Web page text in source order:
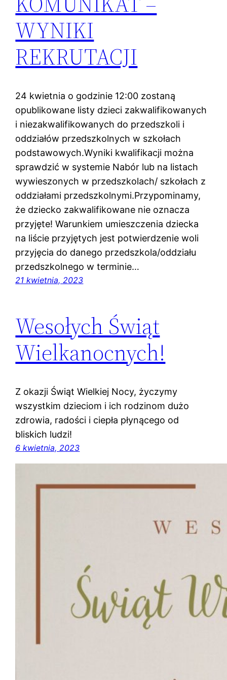
WYNIKI
REKRUTACJI
24 kwietnia o godzinie 12:00 zostaną
opublikowane listy dzieci zakwalifikowanych
i niezakwalifikowanych do przedszkoli i
oddziałów przedszkolnych w szkołach
podstawowych.Wyniki kwalifikacji można
sprawdzić w systemie Nabór lub na listach
wywieszonych w przedszkolach/ szkołach z
oddziałami przedszkolnymi.Przypominamy,
że dziecko zakwalifikowane nie oznacza
przyjęte! Warunkiem umieszczenia dziecka
na liście przyjętych jest potwierdzenie woli
przyjęcia do danego przedszkola/oddziału
przedszkolnego w terminie…
21 kwietnia, 2023
Wesołych Świąt
Wielkanocnych!
Z okazji Świąt Wielkiej Nocy, życzymy
wszystkim dzieciom i ich rodzinom dużo
zdrowia, radości i ciepła płynącego od
bliskich ludzi!
6 kwietnia, 2023